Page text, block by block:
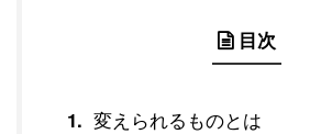
目次
変えられるものとは